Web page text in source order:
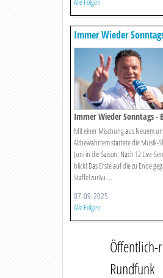
Immer Wieder
Immer Wieder Sonntags -
2025
Mit einer Mischung aus Neuem
Altbewährtem startete die Musik-
Juni in die Saison. Nach 12 Live-
blickt Das Erste auf die zu Ende
Staffel zur&u ...
07-09-2025
Alle Folgen
Rundfunk